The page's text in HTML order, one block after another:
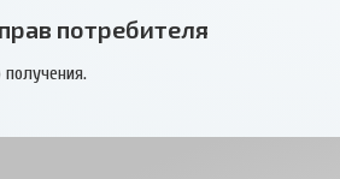
потребителя